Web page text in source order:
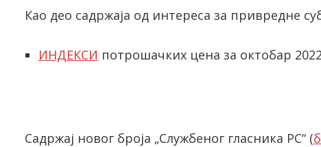
Као део садржаја од интереса за привредне
ИНДЕКСИ потрошачких цена за октобар
Садржај новог броја „Службеног гласника РС“ (